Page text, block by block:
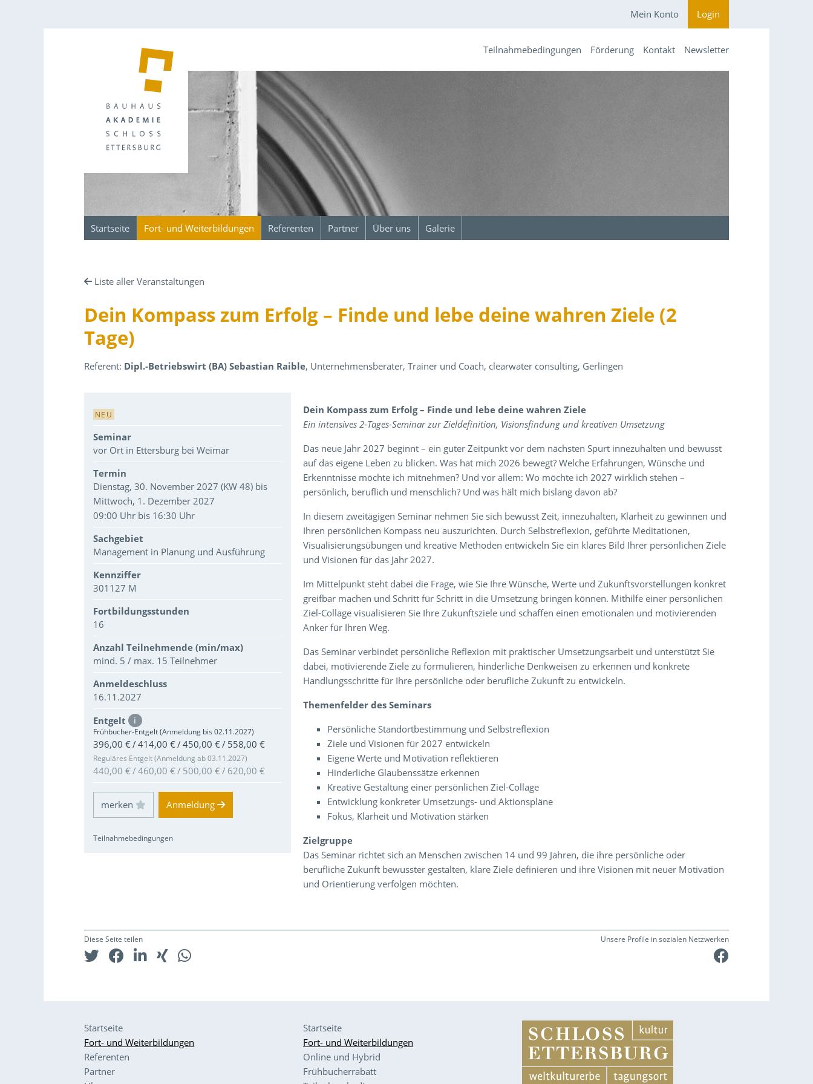
Mein Konto Login
Startseite Fort- und Weiterbildungen Referenten Partner Über uns Galerie
Teilnahmebedingungen Förderung Kontakt Newsletter
Liste aller Veranstaltungen
Dein Kompass zum Erfolg – Finde und lebe deine wahren Ziele (2
Tage)
Referent: Dipl.-Betriebswirt (BA) Sebastian Raible, Unternehmensberater, Trainer und Coach, clearwater consulting, Gerlingen
Veranstaltungsdaten
NEU
Seminar
vor Ort in Ettersburg bei Weimar
Termin
Dienstag, 30. November 2027 (KW 48) bis
Mittwoch, 1. Dezember 2027
09:00 Uhr bis 16:30 Uhr
Sachgebiet
Management in Planung und Ausführung
Kennziffer
301127 M
Fortbildungsstunden
16
Anzahl Teilnehmende (min/max)
mind. 5 / max. 15 Teilnehmer
Anmeldeschluss
16.11.2027
Entgelt i
Frühbucher-Entgelt (Anmeldung bis 02.11.2027)
396,00 € / 414,00 € / 450,00 € / 558,00 €
Reguläres Entgelt (Anmeldung ab 03.11.2027)
440,00 € / 460,00 € / 500,00 € / 620,00 €
Einloggen und Merkliste benutzen
Anmeldung
Teilnahmebedingungen
Dein Kompass zum Erfolg – Finde und lebe deine wahren Ziele
Ein intensives 2-Tages-Seminar zur Zieldefinition, Visionsfindung und kreativen Umsetzung
Das neue Jahr 2027 beginnt – ein guter Zeitpunkt vor dem nächsten Spurt innezuhalten und bewusst
auf das eigene Leben zu blicken. Was hat mich 2026 bewegt? Welche Erfahrungen, Wünsche und
Erkenntnisse möchte ich mitnehmen? Und vor allem: Wo möchte ich 2027 wirklich stehen –
persönlich, beruflich und menschlich? Und was hält mich bislang davon ab?
In diesem zweitägigen Seminar nehmen Sie sich bewusst Zeit, innezuhalten, Klarheit zu gewinnen und
Ihren persönlichen Kompass neu auszurichten. Durch Selbstreflexion, geführte Meditationen,
Visualisierungsübungen und kreative Methoden entwickeln Sie ein klares Bild Ihrer persönlichen Ziele
und Visionen für das Jahr 2027.
Im Mittelpunkt steht dabei die Frage, wie Sie Ihre Wünsche, Werte und Zukunftsvorstellungen konkret
greifbar machen und Schritt für Schritt in die Umsetzung bringen können. Mithilfe einer persönlichen
Ziel-Collage visualisieren Sie Ihre Zukunftsziele und schaffen einen emotionalen und motivierenden
Anker für Ihren Weg.
Das Seminar verbindet persönliche Reflexion mit praktischer Umsetzungsarbeit und unterstützt Sie
dabei, motivierende Ziele zu formulieren, hinderliche Denkweisen zu erkennen und konkrete
Handlungsschritte für Ihre persönliche oder berufliche Zukunft zu entwickeln.
Themenfelder des Seminars
Persönliche Standortbestimmung und Selbstreflexion
Ziele und Visionen für 2027 entwickeln
Eigene Werte und Motivation reflektieren
Hinderliche Glaubenssätze erkennen
Kreative Gestaltung einer persönlichen Ziel-Collage
Entwicklung konkreter Umsetzungs- und Aktionspläne
Fokus, Klarheit und Motivation stärken
Zielgruppe
Das Seminar richtet sich an Menschen zwischen 14 und 99 Jahren, die ihre persönliche oder
berufliche Zukunft bewusster gestalten, klare Ziele definieren und ihre Visionen mit neuer Motivation
und Orientierung verfolgen möchten.
Diese Seite teilen Unsere Profile in sozialen Netzwerken
Startseite
Fort- und Weiterbildungen
Referenten
Partner
Startseite
Fort- und Weiterbildungen
Online und Hybrid
Frühbucherrabatt